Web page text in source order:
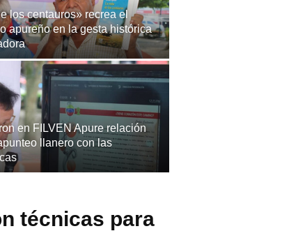
los centauros» recrea el
apureño en la gesta histórica
en FILVEN Apure relación
llanero con las
técnicas para